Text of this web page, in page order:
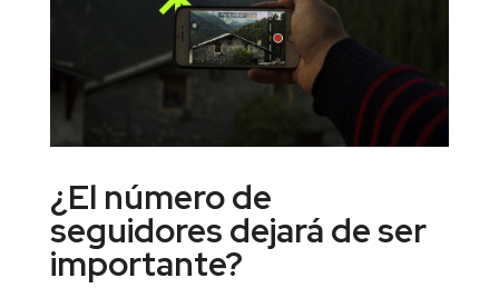
¿El número de
seguidores dejará de ser
importante?